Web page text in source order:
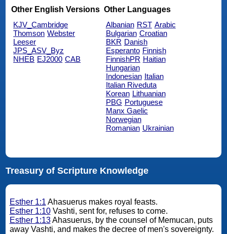
Other English Versions
KJV_Cambridge
Thomson Webster
Leeser
JPS_ASV_Byz
NHEB EJ2000 CAB
Other Languages
Albanian RST Arabic
Bulgarian Croatian
BKR Danish
Esperanto Finnish
FinnishPR Haitian
Hungarian
Indonesian Italian
Italian Riveduta
Korean Lithuanian
PBG Portuguese
Manx Gaelic
Norwegian
Romanian Ukrainian
Treasury of Scripture Knowledge
Esther 1:1 Ahasuerus makes royal feasts.
Esther 1:10Vashti, sent for, refuses to come.
Esther 1:13Ahasuerus, by the counsel of Memucan, puts
away Vashti, and makes the decree of men's sovereignty.